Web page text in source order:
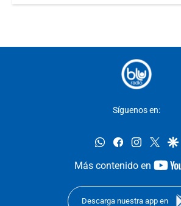
Síguenos en:
whatsappfacebookinstagram
Más contenido en
Descarga nuestra app en